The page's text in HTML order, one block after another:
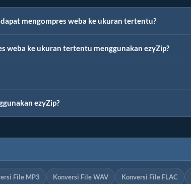
mengompres weba ke ukuran tertentu?
weba ke ukuran tertentu menggunakan ezyZip?
ezyZip?
File MP3 Konversi File WAV Konversi File FLAC